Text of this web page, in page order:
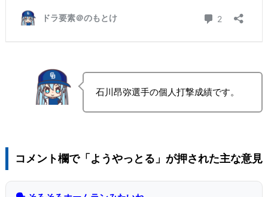
石川昂弥選手の個人打撃成績です。
コメント欄で「ようやっとる」が押された主な意見